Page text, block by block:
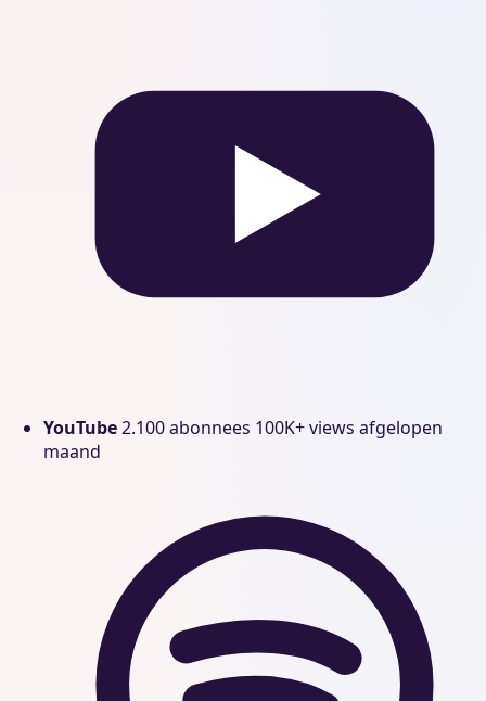
YouTube2.100 abonnees 100K+ views afgelopen
maand